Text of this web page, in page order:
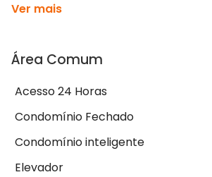
Ver mais
Área Comum
Acesso 24 Horas
Condomínio Fechado
Condomínio inteligente
Elevador